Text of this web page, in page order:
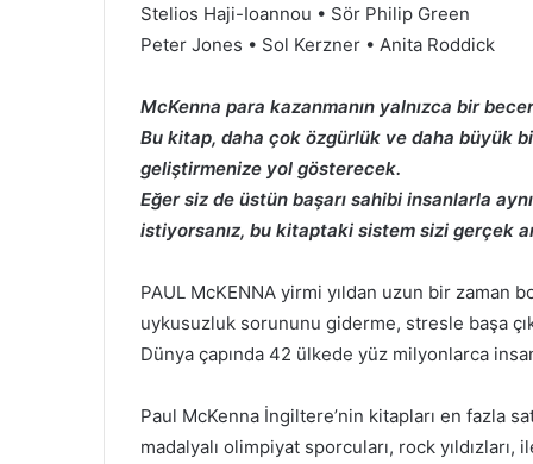
Stelios Haji-Ioannou • Sör Philip Green
Peter Jones • Sol Kerzner • Anita Roddick
McKenna para kazanmanın yalnızca bir
Bu kitap, daha çok özgürlük ve daha büyük
geliştirmenize yol gösterecek.
Eğer siz de üstün başarı sahibi insanlarla
istiyorsanız, bu kitaptaki sistem sizi gerçek
PAUL McKENNA yirmi yıldan uzun bir zaman
uykusuzluk sorununu giderme, stresle başa
Dünya çapında 42 ülkede yüz milyonlarca
Paul McKenna İngiltere’nin kitapları en fazla
madalyalı olimpiyat sporcuları, rock